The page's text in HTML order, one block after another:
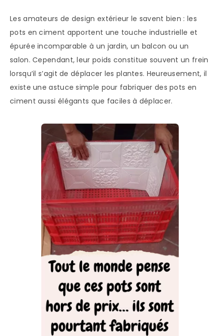
Les amateurs de design extérieur le savent bien : les
pots en ciment apportent une touche industrielle et
épurée incomparable à un jardin, un balcon ou un
salon. Cependant, leur poids constitue souvent un frein
lorsqu’il s’agit de déplacer les plantes. Heureusement, il
existe une astuce simple pour fabriquer des pots en
ciment aussi élégants que faciles à déplacer.